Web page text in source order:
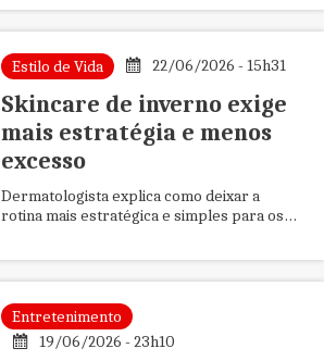
Estilo de Vida 22/06/2026 - 15h31
Skincare de inverno exige
mais estratégia e menos
excesso
Dermatologista explica como deixar a
rotina mais estratégica e simples para os
Entretenimento
19/06/2026 - 23h10